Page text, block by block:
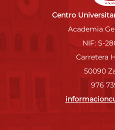
Centro
Academia
NIF: S-
Carretera
50090
976